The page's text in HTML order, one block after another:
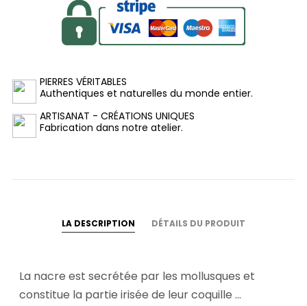
PIERRES VÉRITABLES
Authentiques et naturelles du monde entier.
ARTISANAT - CRÉATIONS UNIQUES
Fabrication dans notre atelier.
LA DESCRIPTION DÉTAILS DU PRODUIT
La nacre est secrétée par les mollusques et
constitue la partie irisée de leur coquille ...